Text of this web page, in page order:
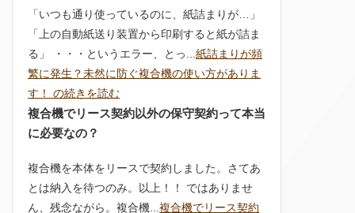
「いつも通り使っているのに、紙詰まりが…」
「上の自動紙送り装置から印刷すると紙が詰ま
る」 ・・・というエラー、とっ... 紙詰まりが頻
繁に発生？未然に防ぐ複合機の使い方がありま
す！ の続きを読む
複合機でリース契約以外の保守契約って本当
に必要なの？
複合機を本体をリースで契約しました。さてあ
とは納入を待つのみ。以上！！ ではありませ
ん、残念ながら。複合機... 複合機でリース契約